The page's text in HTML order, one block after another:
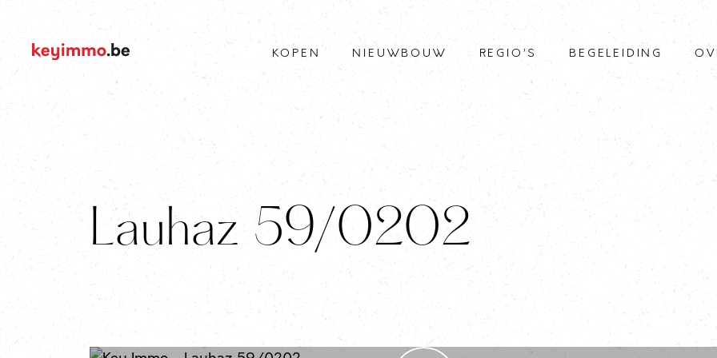
KOPEN NIEUWBOUW REGIO’S BEGELEIDING
Lauhaz 59/0202